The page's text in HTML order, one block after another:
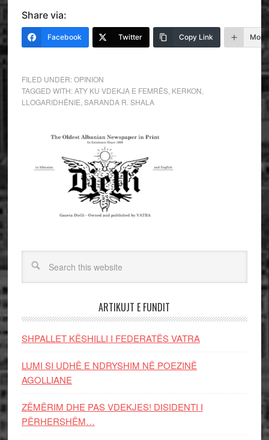
Share via:
Facebook Twitter Copy Link More
FILED UNDER:OPINION
TAGGED WITH:ATY KU VDEKJA E FEMRËS, KERKON
LLOGARIDHËNIE SARANDA R. SHALA
ARTIKUJT E FUNDIT
SHPALLET KËSHILLI I FEDERATËS VATRA
LUMI SI UDHË E NDRYSHIM NË POEZINË
AGOLLIANE
ZËMËRIM DHE PAS VDEKJES! DISIDENTI I
PËRHERSHËM…